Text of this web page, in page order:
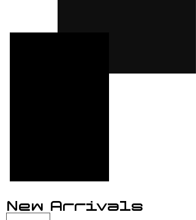
New Arrivals